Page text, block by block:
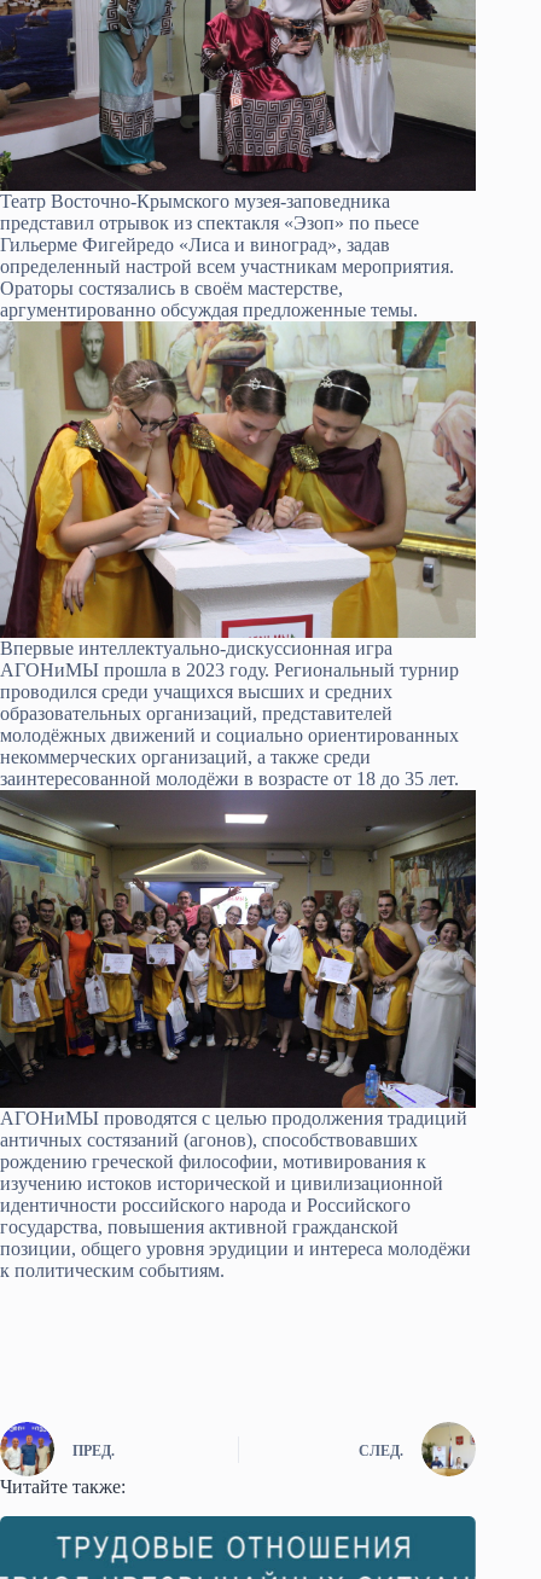
Театр Восточно-Крымского музея-заповедника
представил отрывок из спектакля «Эзоп» по пьесе
Гильерме Фигейредо «Лиса и виноград», задав
определенный настрой всем участникам мероприятия.
Ораторы состязались в своём мастерстве,
аргументированно обсуждая предложенные темы.
Впервые интеллектуально-дискуссионная игра
АГОНиМЫ прошла в 2023 году. Региональный турнир
проводился среди учащихся высших и средних
образовательных организаций, представителей
молодёжных движений и социально ориентированных
некоммерческих организаций, а также среди
заинтересованной молодёжи в возрасте от 18 до 35 лет.
АГОНиМЫ проводятся с целью продолжения традиций
античных состязаний (агонов), способствовавших
рождению греческой философии, мотивирования к
изучению истоков исторической и цивилизационной
идентичности российского народа и Российского
государства, повышения активной гражданской
позиции, общего уровня эрудиции и интереса молодёжи
к политическим событиям.
ПРЕД. СЛЕД.
Читайте также: